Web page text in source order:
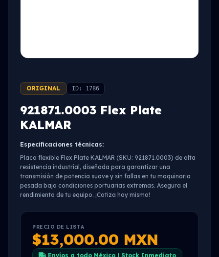
ORIGINAL ID: 1786
921871.0003 Flex Plate
KALMAR
Especificaciones técnicas:
Placa flexible Flex Plate KALMAR (SKU: 921871.0003) de alta
resistencia industrial, diseñada para garantizar una
transmisión de potencia suave y sin fallas en tu maquinaria
pesada bajo condiciones portuarias extremas. Asegura el
rendimiento de tu equipo. ¡Cotiza hoy mismo!
PRECIO DE LISTA
$13,000.00 MXN
Envíos a todo México | Stock Inmediato